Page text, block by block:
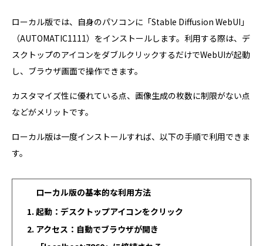
ローカル版では、自身のパソコンに「Stable Diffusion WebUI」
（AUTOMATIC1111）をインストールします。利用する際は、デ
スクトップのアイコンをダブルクリックするだけでWebUIが起動
し、ブラウザ画面で操作できます。
カスタマイズ性に優れている点、画像生成の枚数に制限がない点
などがメリットです。
ローカル版は一度インストールすれば、以下の手順で利用できま
す。
ローカル版の基本的な利用方法
起動：デスクトップアイコンをクリック
アクセス：自動でブラウザが開き